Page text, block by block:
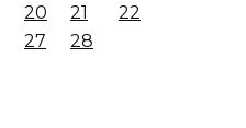
20 21
22
27 28